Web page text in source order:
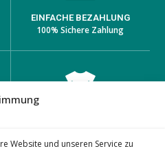
Website und unseren Service zu
EINFACHE BEZAHLUNG
100% Sichere Zahlung